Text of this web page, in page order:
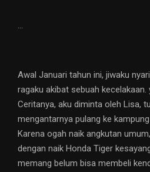
…
Awal Januari tahun ini, jiwaku
ragaku akibat sebuah
Ceritanya, aku diminta oleh Lisa,
mengantarnya pulang ke
Karena ogah naik angkutan
dengan naik Honda Tiger
memang belum bisa membeli